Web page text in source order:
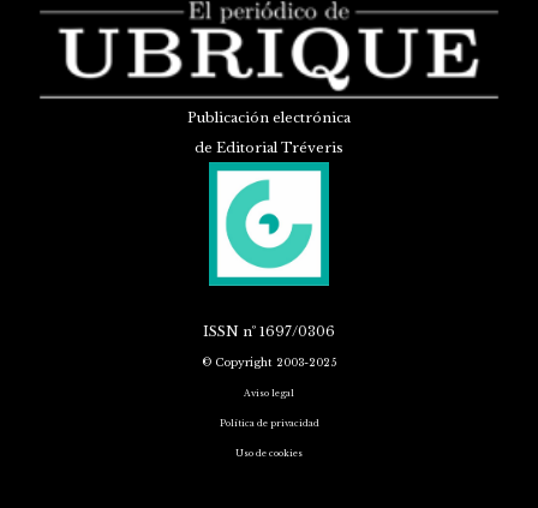
Publicación electrónica
de Editorial Tréveris
ISSN nº 1697/0306
© Copyright 2003-2025
Aviso legal
Política de privacidad
Uso de cookies